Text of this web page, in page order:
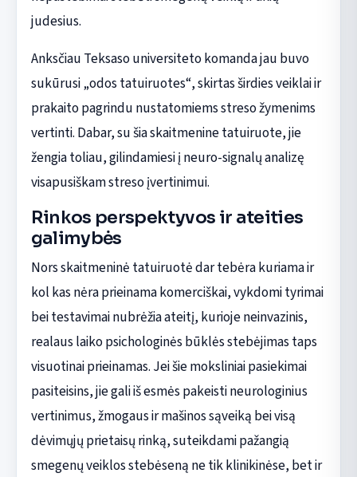
judesius.
Anksčiau Teksaso universiteto komanda jau buvo
sukūrusi „odos tatuiruotes“, skirtas širdies veiklai ir
prakaito pagrindu nustatomiems streso žymenims
vertinti. Dabar, su šia skaitmenine tatuiruote, jie
žengia toliau, gilindamiesi į neuro-signalų analizę
visapusiškam streso įvertinimui.
Rinkos perspektyvos ir ateities
galimybės
Nors skaitmeninė tatuiruotė dar tebėra kuriama ir
kol kas nėra prieinama komerciškai, vykdomi tyrimai
bei testavimai nubrėžia ateitį, kurioje neinvazinis,
realaus laiko psichologinės būklės stebėjimas taps
visuotinai prieinamas. Jei šie moksliniai pasiekimai
pasiteisins, jie gali iš esmės pakeisti neurologinius
vertinimus, žmogaus ir mašinos sąveiką bei visą
dėvimųjų prietaisų rinką, suteikdami pažangią
smegenų veiklos stebėseną ne tik klinikinėse, bet ir